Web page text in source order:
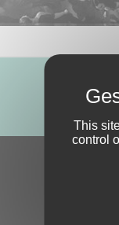
This
control